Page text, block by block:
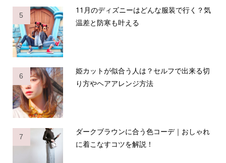
5
11月のディズニーはどんな服装で行く？気
温差と防寒も叶える
6
姫カットが似合う人は？セルフで出来る切
り方やヘアアレンジ方法
7
ダークブラウンに合う色コーデ｜おしゃれ
に着こなすコツを解説！